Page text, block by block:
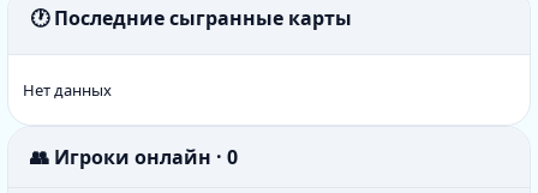
🕐 Последние сыгранные карты
Нет данных
👥 Игроки онлайн · 0